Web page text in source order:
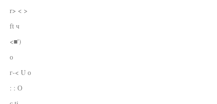
r> < >
ft ч
<■')
о
г-< U о
: : О